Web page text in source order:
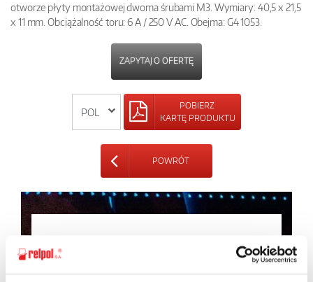
otworze płyty montażowej dwoma śrubami M3. Wymiary: 40,5 x 21,5
x 11 mm. Obciążalność toru: 6 A / 250 V AC. Obejma: G4 1053.
ZAPYTAJ O OFERTĘ
POBIERZ
KARTĘ PRODUKTU
POWRÓT
Zapytaj o szczegóły oferty
Imię i nazwisko: *